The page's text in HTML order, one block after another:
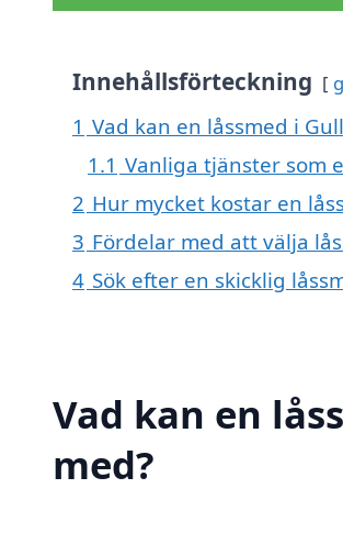
Innehållsförteckning
1 Vad kan en låssmed i
1.1 Vanliga tjänster som
2 Hur mycket kostar en
3 Fördelar med att välja
4 Sök efter en skicklig
Vad kan en
med?